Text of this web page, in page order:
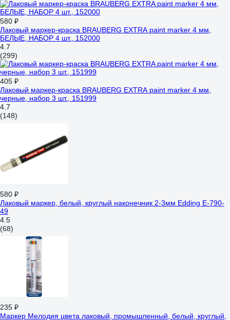
580 ₽
Лаковый маркер-краска BRAUBERG EXTRA paint marker 4 мм,
БЕЛЫЕ, НАБОР 4 шт., 152000
4.7
(299)
405 ₽
Лаковый маркер-краска BRAUBERG EXTRA paint marker 4 мм,
черные, набор 3 шт., 151999
4.7
(148)
580 ₽
Лаковый маркер, белый, круглый наконечник 2-3мм Edding E-790-
49
4.5
(68)
235 ₽
Маркер Мелодия цвета лаковый, промышленный, белый, круглый,